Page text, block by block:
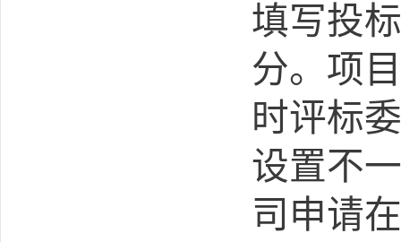
填写投
分。项
时评标
设置不
司申请